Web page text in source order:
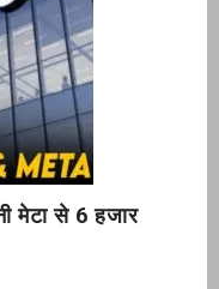
मेटा से 6 हजार